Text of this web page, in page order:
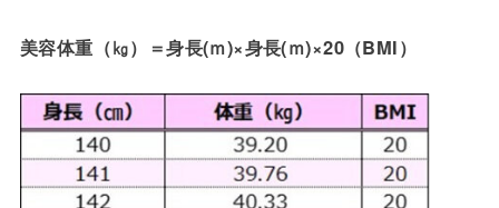
美容体重（㎏）＝身長(ｍ)×身長(ｍ)×20（BMI）